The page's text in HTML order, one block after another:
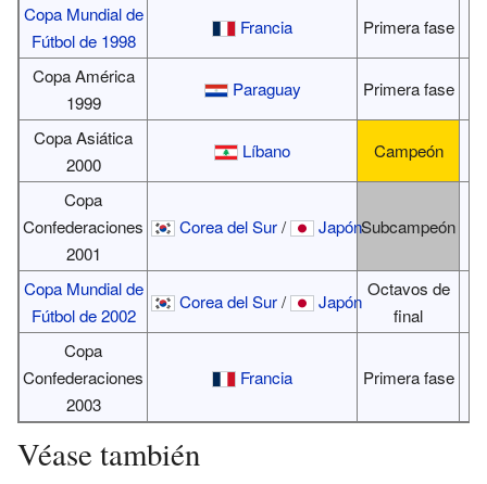
Copa Mundial de
Fútbol de 1998
Francia Primera fase
Copa América
1999
Paraguay Primera fase
Copa Asiática
2000
Líbano Campeón
Copa
Confederaciones
2001
Corea del Sur/ JapónSubcampeón
Copa Mundial de
Fútbol de 2002
Corea del Sur/ Japón
Octavos de
final
Copa
Confederaciones
2003
Francia Primera fase
Véase también